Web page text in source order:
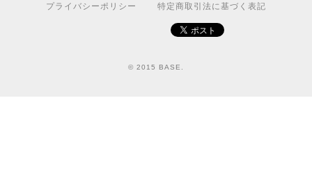
プライバシーポリシー 特定商取引法に基づく表記
© 2015 BASE.